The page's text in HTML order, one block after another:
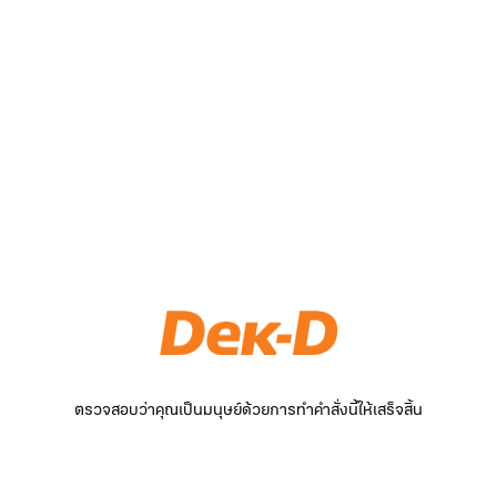
ตรวจสอบว่าคุณเป็นมนุษย์ด้วยการทำคำสั่งนี้ให้เสร็จสิ้น